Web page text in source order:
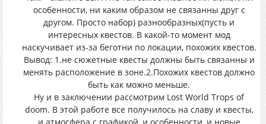
особенности, ни каким образом не связанны друг с
другом. Просто набор) разнообразных(пусть и
интересных квестов. В какой-то момент мод
наскучивает из-за беготни по локации, похожих квестов.
Вывод: 1.не сюжетные квесты должны быть связанны и
менять расположение в зоне.2.Похожих квестов должно
быть как можно меньше.
Ну и в заключении рассмотрим Lost World Trops of
doom. В этой работе все получилось на славу и квесты,